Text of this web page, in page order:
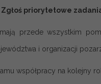
priorytetowe
mają przede wszystkim
i organizacji
współpracy na kolejny